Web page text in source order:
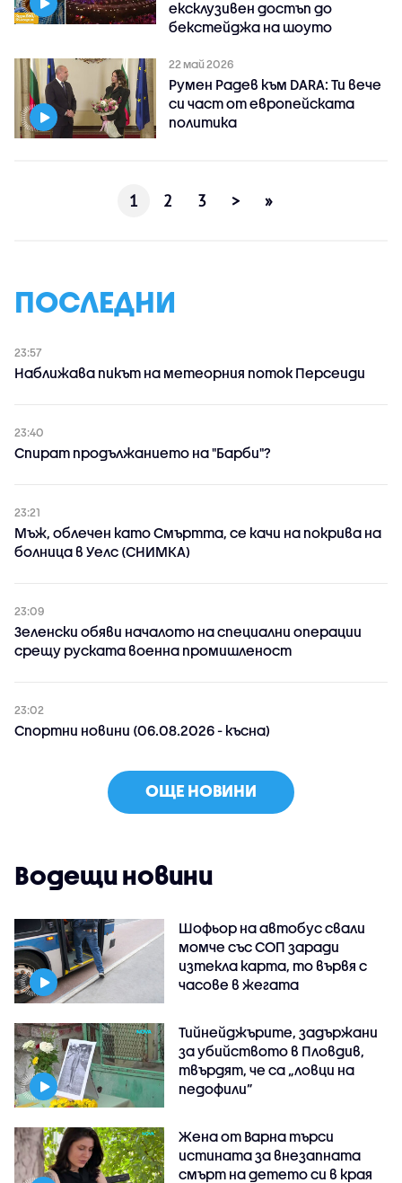
ексклузивен достъп до
бекстейджа на шоуто
22 май 2026
Румен Радев към DARA: Ти вече
си част от европейската
политика
1 2 3 > »
ПОСЛЕДНИ
23:57
Наближава пикът на метеорния поток Персеиди
23:40
Спират продължанието на "Барби"?
23:21
Мъж, облечен като Смъртта, се качи на покрива на
болница в Уелс (СНИМКА)
23:09
Зеленски обяви началото на специални операции
срещу руската военна промишленост
23:02
Спортни новини (06.08.2026 - късна)
ОЩЕ НОВИНИ
Водещи новини
Шофьор на автобус свали
момче със СОП заради
изтекла карта, то вървя с
часове в жегата
Тийнейджърите, задържани
за убийството в Пловдив,
твърдят, че са „ловци на
педофили”
Жена от Варна търси
истината за внезапната
смърт на детето си в края